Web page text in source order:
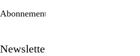
Abonnement bestellen
Newsletter